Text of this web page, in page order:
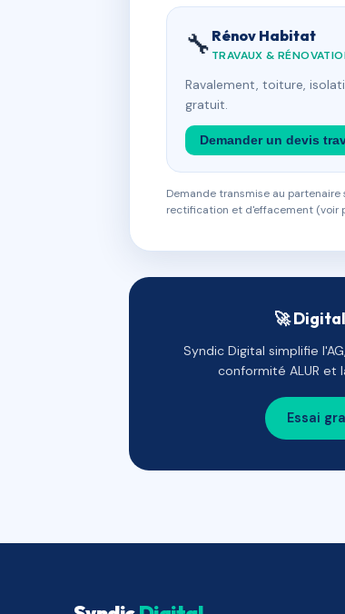
🔧 Rénov Habitat
TRAVAUX &
Ravalement, toiture,
gratuit.
Demander un devis
Demande transmise au
rectification et d'effacement (voir
🚀
Syndic Digital simplifie
conformité ALUR et
Essai